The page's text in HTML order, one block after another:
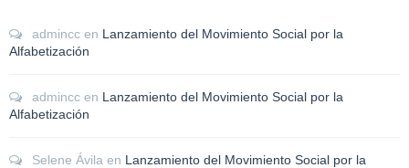
admincc en Lanzamiento del Movimiento Social por la
Alfabetización
admincc en Lanzamiento del Movimiento Social por la
Alfabetización
Selene Ávila en Lanzamiento del Movimiento Social por la